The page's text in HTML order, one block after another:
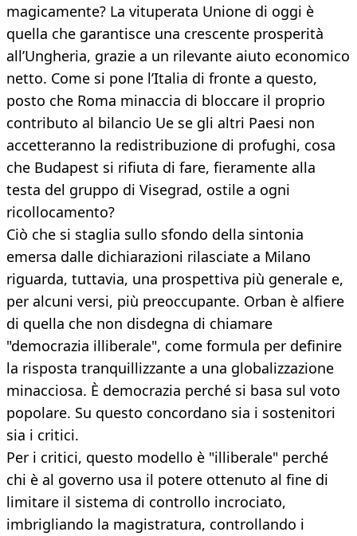
magicamente? La vituperata Unione di oggi è
quella che garantisce una crescente prosperità
all’Ungheria, grazie a un rilevante aiuto economico
netto. Come si pone l’Italia di fronte a questo,
posto che Roma minaccia di bloccare il proprio
contributo al bilancio Ue se gli altri Paesi non
accetteranno la redistribuzione di profughi, cosa
che Budapest si rifiuta di fare, fieramente alla
testa del gruppo di Visegrad, ostile a ogni
ricollocamento?
Ciò che si staglia sullo sfondo della sintonia
emersa dalle dichiarazioni rilasciate a Milano
riguarda, tuttavia, una prospettiva più generale e,
per alcuni versi, più preoccupante. Orban è alfiere
di quella che non disdegna di chiamare
"democrazia illiberale", come formula per definire
la risposta tranquillizzante a una globalizzazione
minacciosa. È democrazia perché si basa sul voto
popolare. Su questo concordano sia i sostenitori
sia i critici.
Per i critici, questo modello è "illiberale" perché
chi è al governo usa il potere ottenuto al fine di
limitare il sistema di controllo incrociato,
imbrigliando la magistratura, controllando i